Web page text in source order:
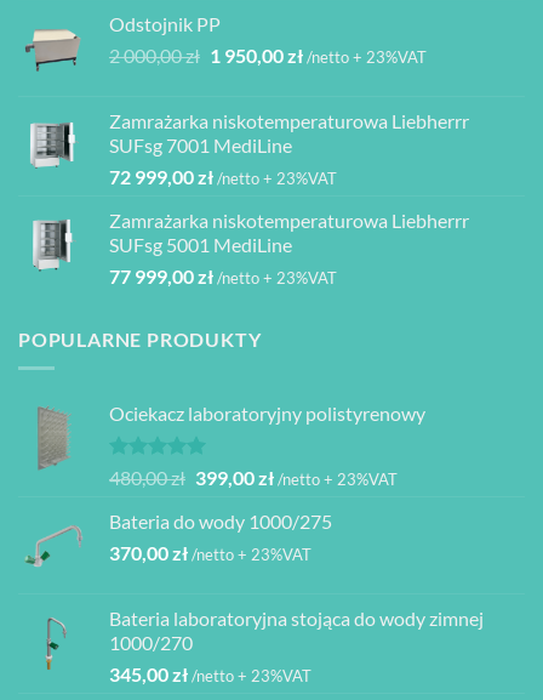
840,00 zł
080,00 zł
Odstojnik PP
2 000,00zł Pierwotna
2
000,00 zł.
1 950,00złAktualna
1
/netto + 23%VAT
Zamrażarka niskotemperaturowa Liebherrr
SUFsg 7001 MediLine
72 999,00zł/netto + 23%VAT
Zamrażarka niskotemperaturowa Liebherrr
SUFsg 5001 MediLine
77 999,00zł/netto + 23%VAT
POPULARNE PRODUKTY
Ociekacz laboratoryjny polistyrenowy
Oceniono
na 5
480,00zł Pierwotna
wynosiła:
480,00 zł.
399,00złAktualna
wynosi:
399,00 zł.
/netto + 23%VAT
Bateria do wody 1000/275
370,00zł/netto + 23%VAT
Bateria laboratoryjna stojąca do wody zimnej
1000/270
345,00zł/netto + 23%VAT